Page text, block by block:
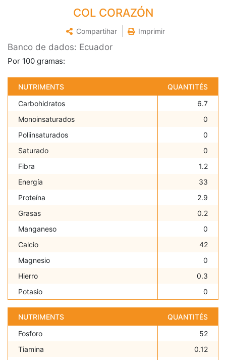
COL CORAZÓN
Compartihar Imprimir
Banco de dados: Ecuador
Por 100 gramas:
NUTRIMENTS
QUANTITÉS
Carbohidratos
6.7
Monoinsaturados
0
Poliinsaturados
0
Saturado
0
Fibra
1.2
Energía
33
Proteína
2.9
Grasas
0.2
Manganeso
0
Calcio
42
Magnesio
0
Hierro
0.3
Potasio
0
NUTRIMENTS
QUANTITÉS
Fosforo
52
Tiamina
0.12